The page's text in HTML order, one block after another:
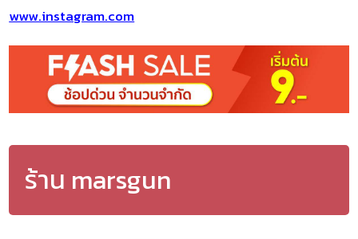
www.instagram.com
ร้าน marsgun